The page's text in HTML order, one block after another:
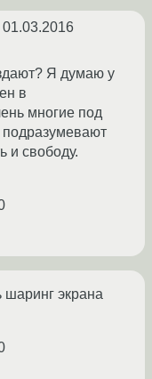
01.03.2016
Я думаю у
в
многие под
и свободу.
шаринг экрана